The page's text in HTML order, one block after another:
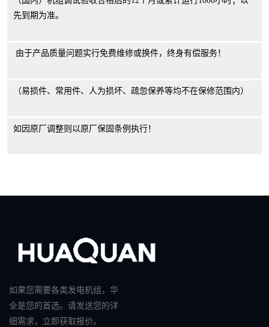
先到期为准。
由于产品质量问题实行免费维修或换件，终身有偿服务！
（易损件、常用件、人为损坏、疏忽保养等均不在保修范围内）
如因原厂调整则以原厂保固条例执行！
如果您需要各类发电机组，华
全是您的首选。请发送您的详
细需求，立即获取报价。